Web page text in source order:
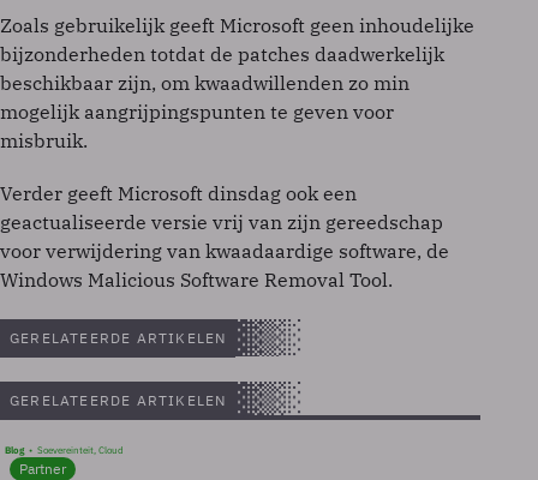
Zoals gebruikelijk geeft Microsoft geen inhoudelijke
bijzonderheden totdat de patches daadwerkelijk
beschikbaar zijn, om kwaadwillenden zo min
mogelijk aangrijpingspunten te geven voor
misbruik.
Verder geeft Microsoft dinsdag ook een
geactualiseerde versie vrij van zijn gereedschap
voor verwijdering van kwaadaardige software, de
Windows Malicious Software Removal Tool.
GERELATEERDE ARTIKELEN
GERELATEERDE ARTIKELEN
Blog Soevereinteit, Cloud
Partner